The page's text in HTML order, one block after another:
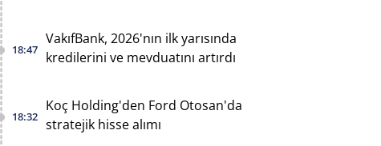
18:47
VakıfBank, 2026'nın ilk yarısında
kredilerini ve mevduatını artırdı
18:32
Koç Holding'den Ford Otosan'da
stratejik hisse alımı